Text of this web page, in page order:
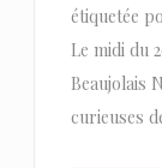
étiquetée
Le midi du
Beaujolais
curieuses